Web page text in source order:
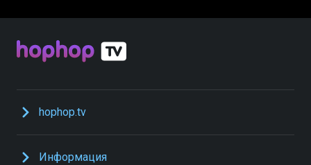
hophop.tv
Информация